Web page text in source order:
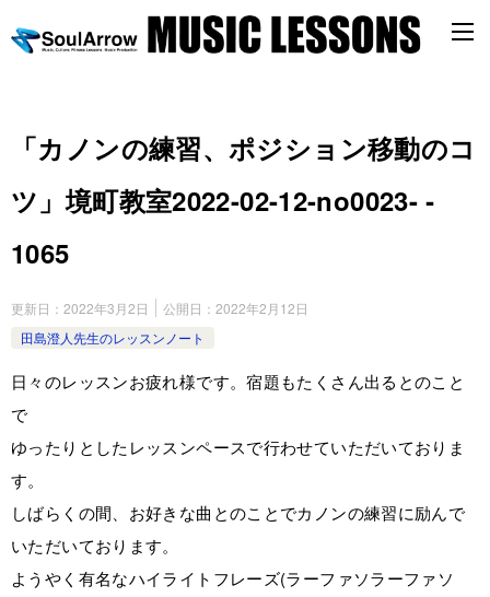
「カノンの練習、ポジション移動のコ
ツ」境町教室2022-02-12-­no0023- ­
1065
更新日： 2022年3月2日 公開日： 2022年2月12日
田島澄人先生のレッスンノート
日々のレッスンお疲れ様です。宿題もたくさん出るとのこと
で
ゆったりとしたレッスンペースで行わせていただいておりま
す。
しばらくの間、お好きな曲とのことでカノンの練習に励んで
いただいております。
ようやく有名なハイライトフレーズ(ラーファソラーファソ